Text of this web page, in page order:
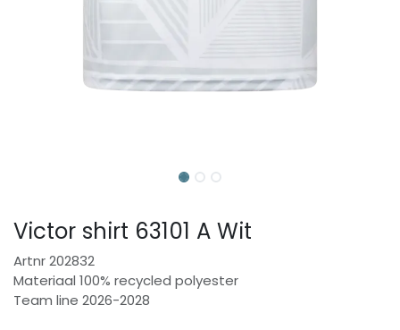
Victor shirt 63101 A Wit
Artnr 202832
Materiaal 100% recycled polyester
Team line 2026-2028